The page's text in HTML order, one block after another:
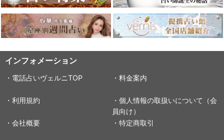
インフォメーション
・電話占いヴェルニTOP ・料金案内
・利用規約
・個人情報の取扱いについて（会
員向け）
・会社概要
・特定商取引